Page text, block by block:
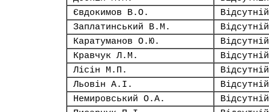
Євдокимов В.О.
Відсутній
Заплатинський В.М.
Відсутній
Каратуманов О.Ю.
Відсутній
Кравчук Л.М.
Відсутній
Лісін М.П.
Відсутній
Льовін А.І.
Відсутній
Немировський О.А.
Відсутній